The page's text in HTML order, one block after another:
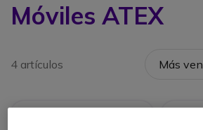
Móviles ATEX
4 artículos